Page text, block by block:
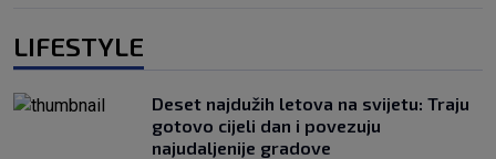
LIFESTYLE
Deset najdužih letova na svijetu: Traju
gotovo cijeli dan i povezuju
najudaljenije gradove